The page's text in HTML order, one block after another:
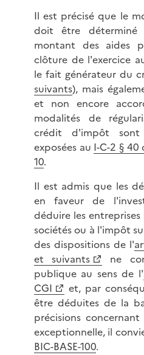
Il est précisé que le
doit être
montant des aides
clôture de l'exercice
le fait générateur du
suivants), mais
et non encore
modalités de
crédit d'impôt sont
exposées au I-C-2 § 40
10.
Il est admis que les
en faveur de
déduire les
sociétés ou à l'impôt
des dispositions de l'
et suivants
ne
publique au sens de l'
CGI
et, par
être déduites de la
précisions
exceptionnelle, il
BIC-BASE-100.